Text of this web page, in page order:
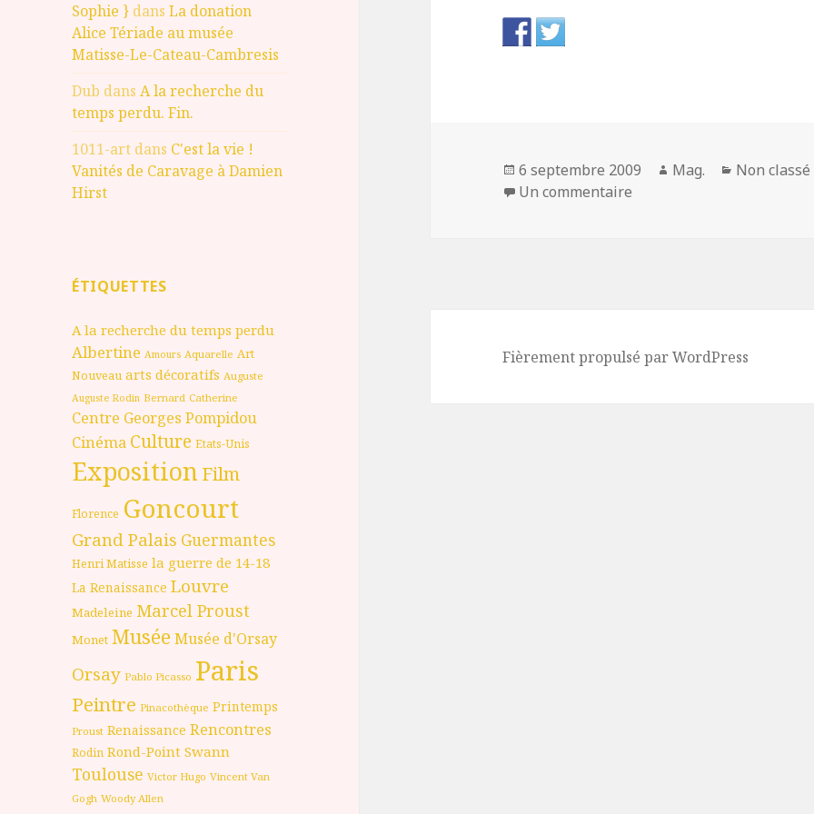
Sophie } dansLa donation
Alice Tériade au musée
Matisse-Le-Cateau-Cambresis
Dub dansA la recherche du
temps perdu. Fin.
1011-art dans C'est la vie !
Vanités de Caravage à Damien
Hirst
ÉTIQUETTES
A la recherche du temps perdu
Albertine Amours Aquarelle Art
Nouveau arts décoratifs Auguste
Auguste Rodin Bernard Catherine
Centre Georges Pompidou
Cinéma Culture Etats-Unis
ExpositionFilm
Florence Goncourt
Grand Palais Guermantes
Henri Matisse la guerre de 14-18
La Renaissance Louvre
Madeleine Marcel Proust
Monet Musée Musée d'Orsay
Orsay Pablo Picasso Paris
Peintre Pinacothèque Printemps
Proust Renaissance Rencontres
Rodin Rond-Point Swann
Toulouse Victor Hugo Vincent Van
Gogh Woody Allen
Publié
le
6 septembre 2009 Auteur
Mag. Catégories
Non classé
Un commentaire
Fièrement propulsé par WordPress